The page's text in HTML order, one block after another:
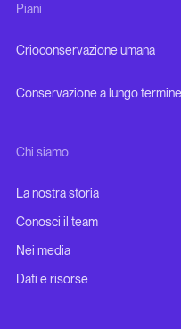
Piani
Crioconservazione umana
Conservazione a lungo termine
Chi siamo
La nostra storia
Conosci il team
Nei media
Dati e risorse